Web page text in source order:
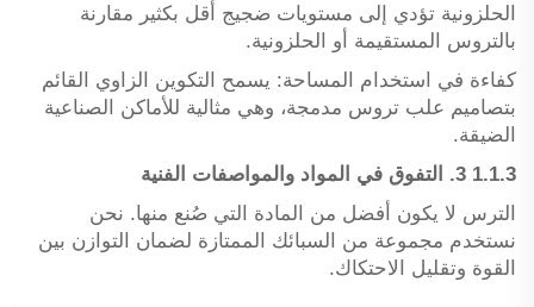
الحلزونية تؤدي إلى مستويات ضجيج أقل بكثير مقارنة
بالتروس المستقيمة أو الحلزونية.
كفاءة في استخدام المساحة: يسمح التكوين الزاوي القائم
بتصاميم علب تروس مدمجة، وهي مثالية للأماكن الصناعية
الضيقة.
1.1.3 3. التفوق في المواد والمواصفات الفنية
الترس لا يكون أفضل من المادة التي صُنع منها. نحن
نستخدم مجموعة من السبائك الممتازة لضمان التوازن بين
القوة وتقليل الاحتكاك.